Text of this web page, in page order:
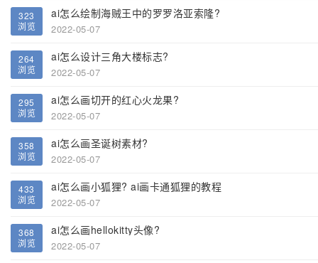
323
浏览
ai怎么绘制海贼王中的罗罗洛亚索隆?
2022-05-07
264
浏览
ai怎么设计三角大楼标志?
2022-05-07
295
浏览
ai怎么画切开的红心火龙果?
2022-05-07
358
浏览
ai怎么画圣诞树素材?
2022-05-07
433
浏览
ai怎么画小狐狸? ai画卡通狐狸的教程
2022-05-07
368
浏览
ai怎么画hellokitty头像?
2022-05-07